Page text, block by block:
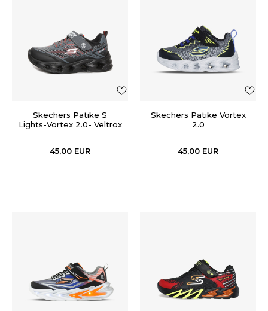
Skechers Patike S
Lights-Vortex 2.0- Veltrox
45,00 EUR
Skechers Patike Vortex
2.0
45,00 EUR